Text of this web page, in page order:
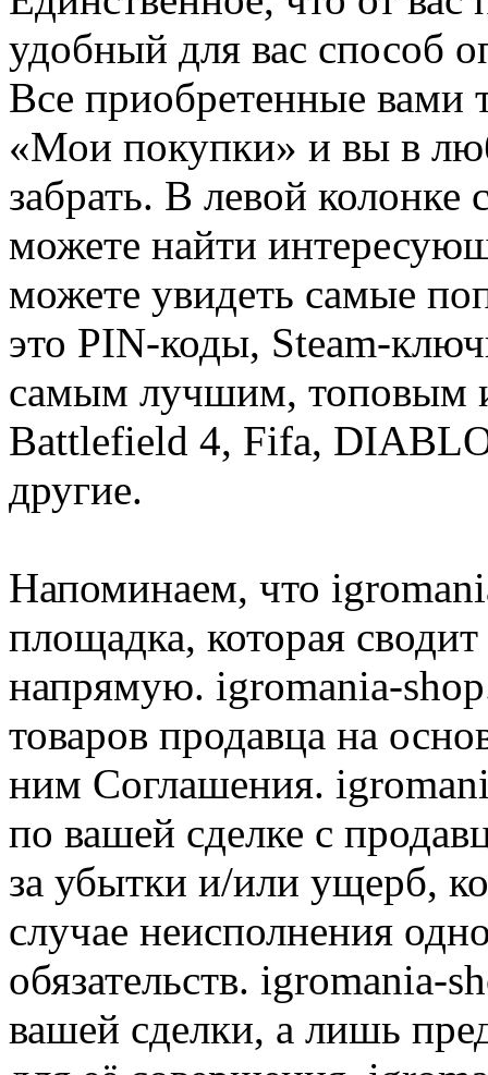
удобный для вас способ
Все приобретенные вами
«Мои покупки» и вы в
забрать. В левой
можете найти
можете увидеть самые
это PIN-коды, Steam-
самым лучшим, топовым
Battlefield 4, Fifa,
другие.
Напоминаем, что
площадка, которая
напрямую. igromania-
товаров продавца на
ним Соглашения.
по вашей сделке с
за убытки и/или ущерб,
случае неисполнения
обязательств. igromania-
вашей сделки, а лишь